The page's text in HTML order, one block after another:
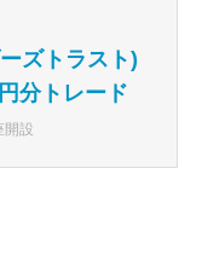
ズトラスト)
分トレード
開設